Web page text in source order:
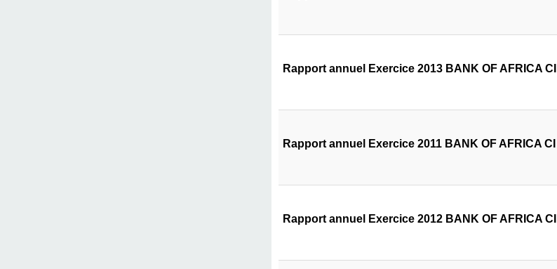
Rapport annuel Exercice 2013 BANK OF AFRICA CI
Rapport annuel Exercice 2011 BANK OF AFRICA CI
Rapport annuel Exercice 2012 BANK OF AFRICA CI